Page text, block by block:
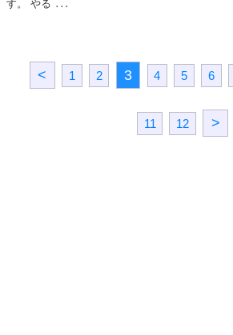
す。 やる ...
< 1 2 3 4 5 6
11 12 >